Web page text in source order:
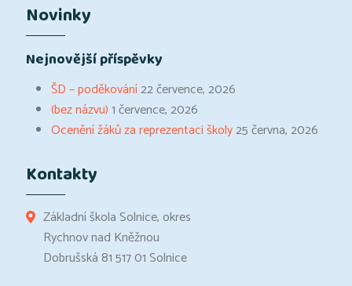
Novinky
Nejnovější příspěvky
ŠD – poděkování22 července, 2026
(bez názvu)1 července, 2026
Ocenění žáků za reprezentaci školy25 června, 2026
Kontakty
Základní škola Solnice, okres
Rychnov nad Kněžnou
Dobrušská 81 517 01 Solnice